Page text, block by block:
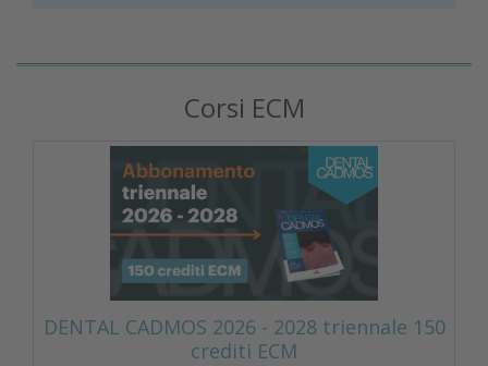
Corsi ECM
DENTAL CADMOS 2026 - 2028 triennale 150
crediti ECM